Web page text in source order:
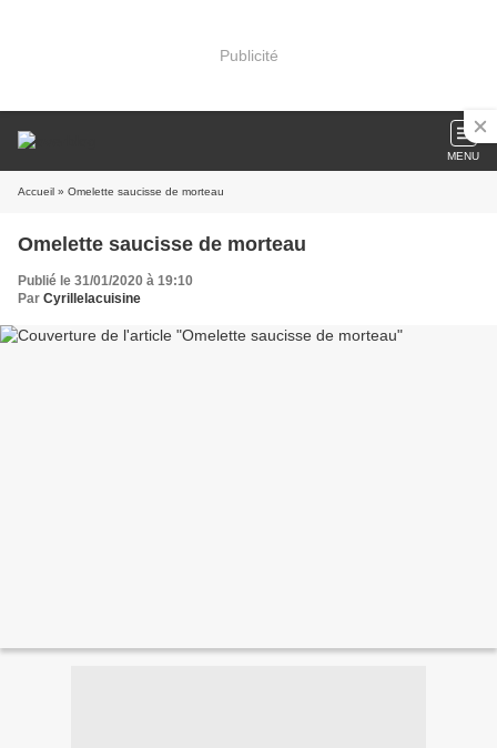
Publicité
MENU
Accueil » Omelette saucisse de morteau
Omelette saucisse de morteau
Publié le 31/01/2020 à 19:10
Par Cyrillelacuisine